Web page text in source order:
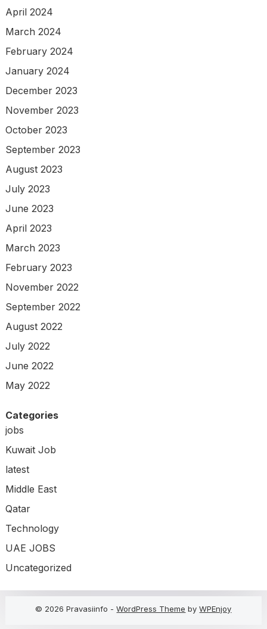
April 2024
March 2024
February 2024
January 2024
December 2023
November 2023
October 2023
September 2023
August 2023
July 2023
June 2023
April 2023
March 2023
February 2023
November 2022
September 2022
August 2022
July 2022
June 2022
May 2022
Categories
jobs
Kuwait Job
latest
Middle East
Qatar
Technology
UAE JOBS
Uncategorized
© 2026 Pravasiinfo -WordPress Theme byWPEnjoy